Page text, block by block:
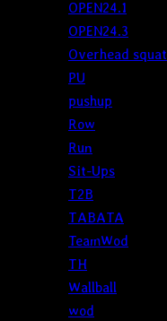
OPEN24.1
OPEN24.3
Overhead squat
PU
pushup
Row
Run
Sit-Ups
T2B
TABATA
TeamWod
TH
Wallball
wod